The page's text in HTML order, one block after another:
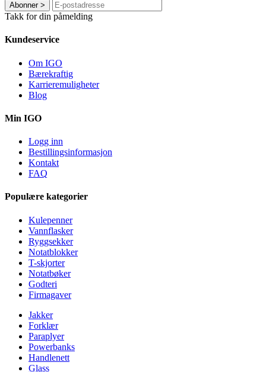
Abonner>
Takk for din påmelding
Kundeservice
Om IGO
Bærekraftig
Karrieremuligheter
Blog
Min IGO
Logg inn
Bestillingsinformasjon
Kontakt
FAQ
Populære kategorier
Kulepenner
Vannflasker
Ryggsekker
Notatblokker
T-skjorter
Notatbøker
Godteri
Firmagaver
Jakker
Forklær
Paraplyer
Powerbanks
Handlenett
Glass